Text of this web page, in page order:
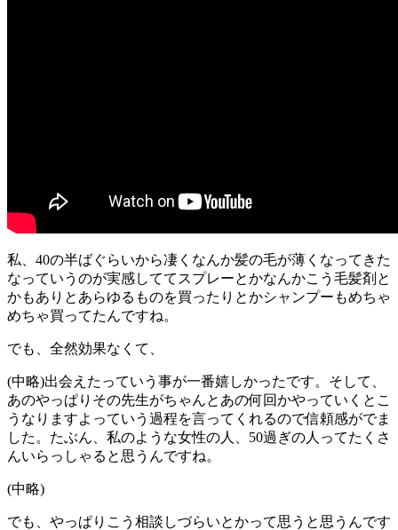
私、40の半ばぐらいから凄くなんか髪の毛が薄くなってきた
なっていうのが実感しててスプレーとかなんかこう毛髪剤と
かもありとあらゆるものを買ったりとかシャンプーもめちゃ
めちゃ買ってたんですね。
でも、全然効果なくて、
(中略)出会えたっていう事が一番嬉しかったです。そして、
あのやっぱりその先生がちゃんとあの何回かやっていくとこ
うなりますよっていう過程を言ってくれるので信頼感がでま
した。たぶん、私のような女性の人、50過ぎの人ってたくさ
んいらっしゃると思うんですね。
(中略)
でも、やっぱりこう相談しづらいとかって思うと思うんです